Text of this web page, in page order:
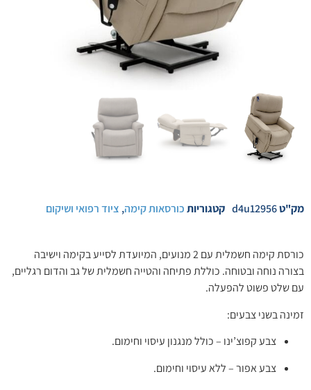
מק"טd4u12956 קטגוריותכורסאות קימה, ציוד רפואי ושיקום
כורסת קימה חשמלית עם 2 מנועים, המיועדת לסייע בקימה וישיבה
בצורה נוחה ובטוחה. כוללת פתיחה והטייה חשמלית של גב והדום רגליים,
עם שלט פשוט להפעלה.
זמינה בשני צבעים:
צבע קפוצ’ינו – כולל מנגנון עיסוי וחימום.
צבע אפור – ללא עיסוי וחימום.